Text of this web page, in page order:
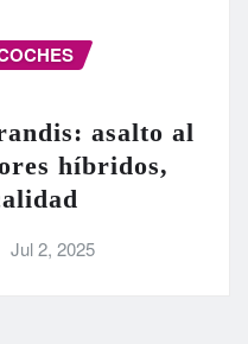
asalto al
híbridos,
Jul 2, 2025